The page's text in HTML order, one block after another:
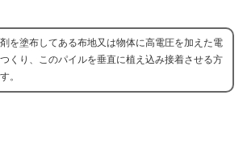
を塗布してある布地又は物体に高電圧を加えた電
くり、このパイルを垂直に植え込み接着させる方
。